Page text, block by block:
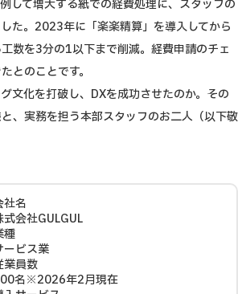
して増大する紙での経費処理に、スタッフの
た。2023年に「楽楽精算」を導入してから
数を3分の1以下まで削減。経費申請のチェ
とのことです。
文化を打破し、DXを成功させたのか。その
、実務を担う本部スタッフのお二人（以下敬
社名
式会社GULGUL
種
ービス業
業員数
名※2026年2月現在